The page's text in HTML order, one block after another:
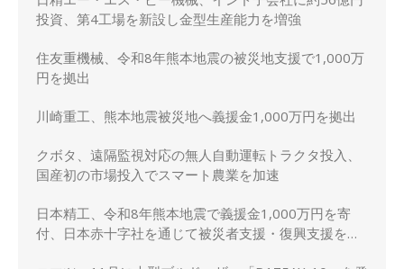
投資、第4工場を新設し金型生産能力を増強
住友重機械、令和8年熊本地震の被災地支援で1,000万
円を拠出
川崎重工、熊本地震被災地へ義援金1,000万円を拠出
クボタ、遠隔監視対応の無人自動運転トラクタ投入、
国産初の市場投入でスマート農業を加速
日本精工、令和8年熊本地震で義援金1,000万円を寄
付、日本赤十字社を通じて被災者支援・復興支援を実